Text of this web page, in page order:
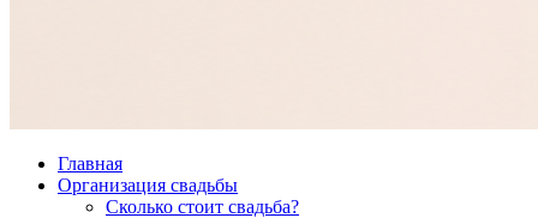
Главная
Организация свадьбы
Сколько стоит свадьба?